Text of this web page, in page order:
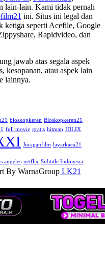
lain-lain. Kami tidak pernah
ini. Situs ini legal dan
ketiga seperti Acefile, Google
Rapidvideo, dan
jawab atas segala aspek
kesopanan, atau aspek lain
lainnya.
bioskopkeren Bioskopkeren21
full movie gratis hitman IDLIX
Juraganfilm layarkaca21
angeles netflix Subtitle Indonesia
By WarnaGroup LK21